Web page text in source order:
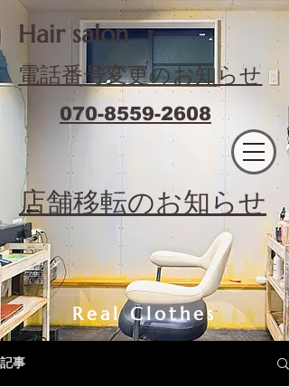
​Hair salon
電話番号変更のお知らせ
070-8559-2608
​店舗移転のお知らせ
Real Clothes
記事